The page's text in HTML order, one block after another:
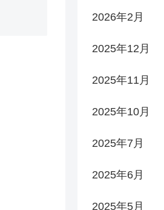
2026年2月
2025年12月
2025年11月
2025年10月
2025年7月
2025年6月
2025年5月